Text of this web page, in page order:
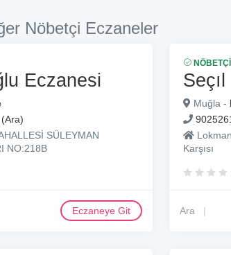
Nöbetçi Eczaneler
Eczanesi
SÜLEYMAN
NO:218B
Eczaneye Git
NÖBETÇI
Muğla -
Karşısı
Ara